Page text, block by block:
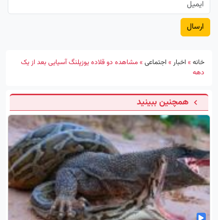
خانه»اخبار»اجتماعی»مشاهده دو قلاده یوزپلنگ آسیایی بعد از یک
دهه
همچنین ببینید